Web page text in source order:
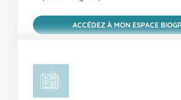
ACCÉDEZ À MON ESPACE